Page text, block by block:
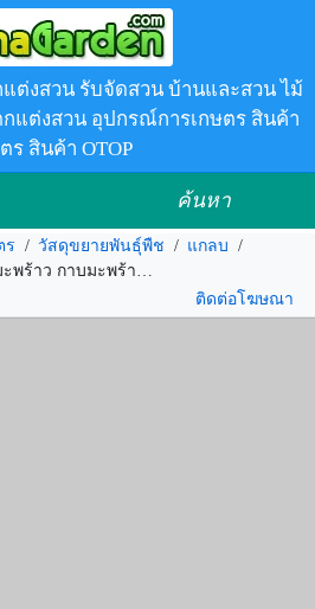
ต่งสวน รับจัดสวน บ้านและสวน ไม้
แต่งสวน อุปกรณ์การเกษตร สินค้า
ร สินค้า OTOP
ค้นหา
ร / วัสดุขยายพันธุ์พืช / แกลบ /
ติดต่อโฆษณา